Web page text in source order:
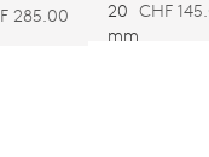
285.00
20
mm
CHF